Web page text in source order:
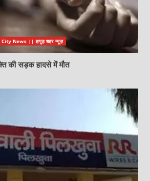
News || हापुड़ शहर न्यूज़
की सड़क हादसे में मौत